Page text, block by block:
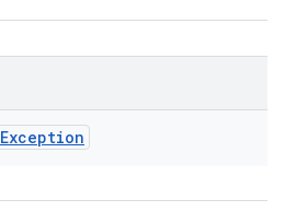
Exception